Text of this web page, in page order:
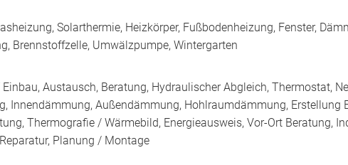
Solarthermie, Heizkörper, Fußbodenheizung, Fenster,
Brennstoffzelle, Umwälzpumpe, Wintergarten
Austausch, Beratung, Hydraulischer Abgleich, Thermostat,
Innendämmung, Außendämmung, Hohlraumdämmung, Erstellung
Thermografie / Wärmebild, Energieausweis, Vor-Ort Beratung,
Planung / Montage